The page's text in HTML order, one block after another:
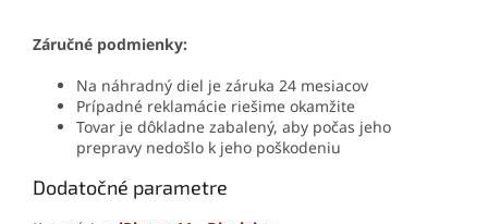
Záručné podmienky:
Na náhradný diel je záruka 24 mesiacov
Prípadné reklamácie riešime okamžite
Tovar je dôkladne zabalený, aby počas jeho
prepravy nedošlo k jeho poškodeniu
Dodatočné parametre